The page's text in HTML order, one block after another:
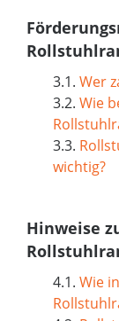
3.1. Wer
3.2. Wie
3.3.
wichtig?
Hinweise
4.1. Wie